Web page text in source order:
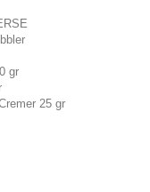
gr
25 gr